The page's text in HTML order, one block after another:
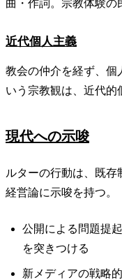
曲・作詞。宗教体験の
近代個人主義
教会の仲介を経ず、個
いう宗教観は、近代的
現代への示唆
ルターの行動は、既存
経営論に示唆を持つ。
公開による問題提
を突きつける
新メディアの戦略